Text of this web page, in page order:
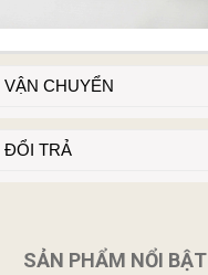
CHUYỂN
ĐỔI TRẢ
SẢN PHẨM NỔI BẬT